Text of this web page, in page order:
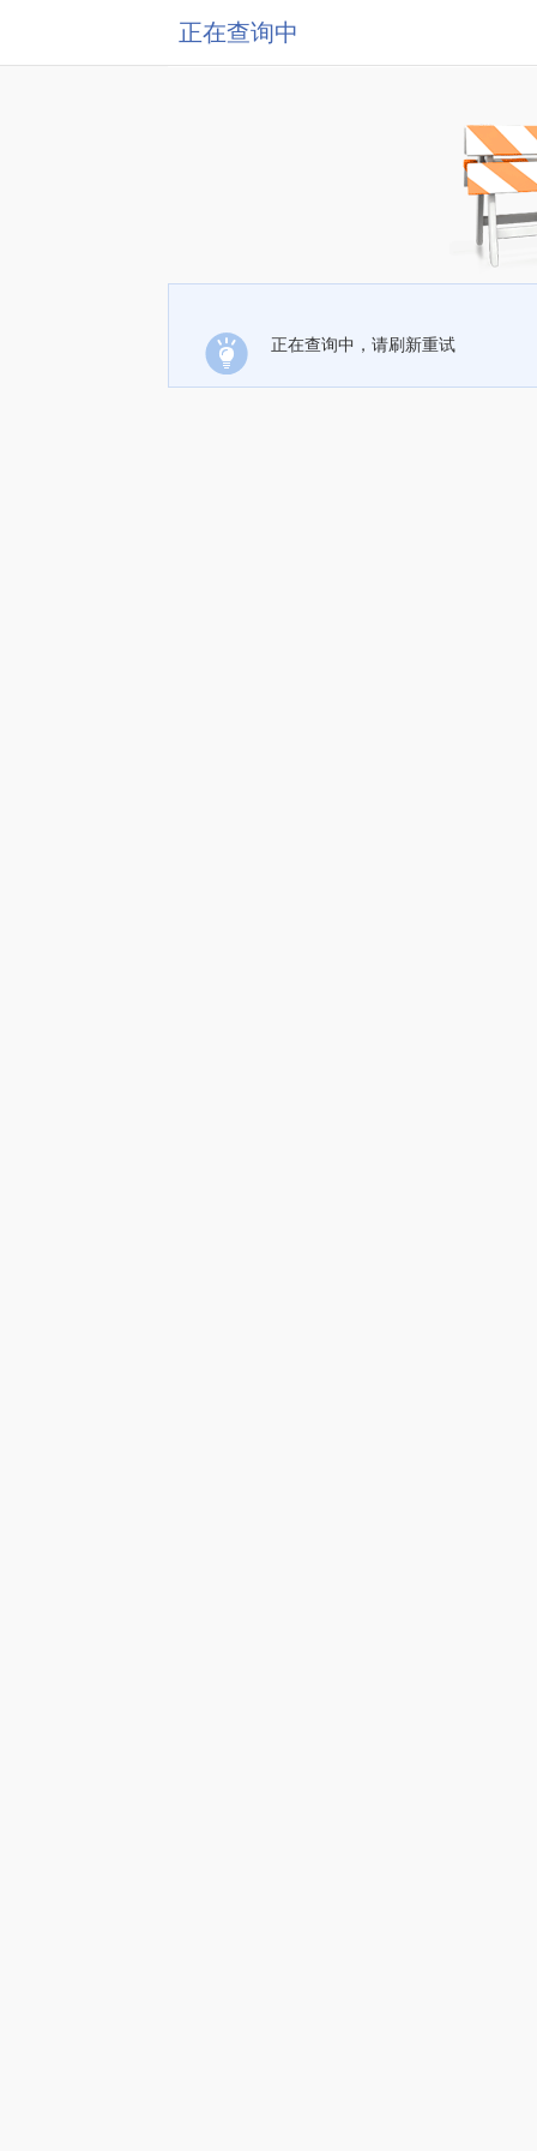
正在查询中
正在查询中，请刷新重试